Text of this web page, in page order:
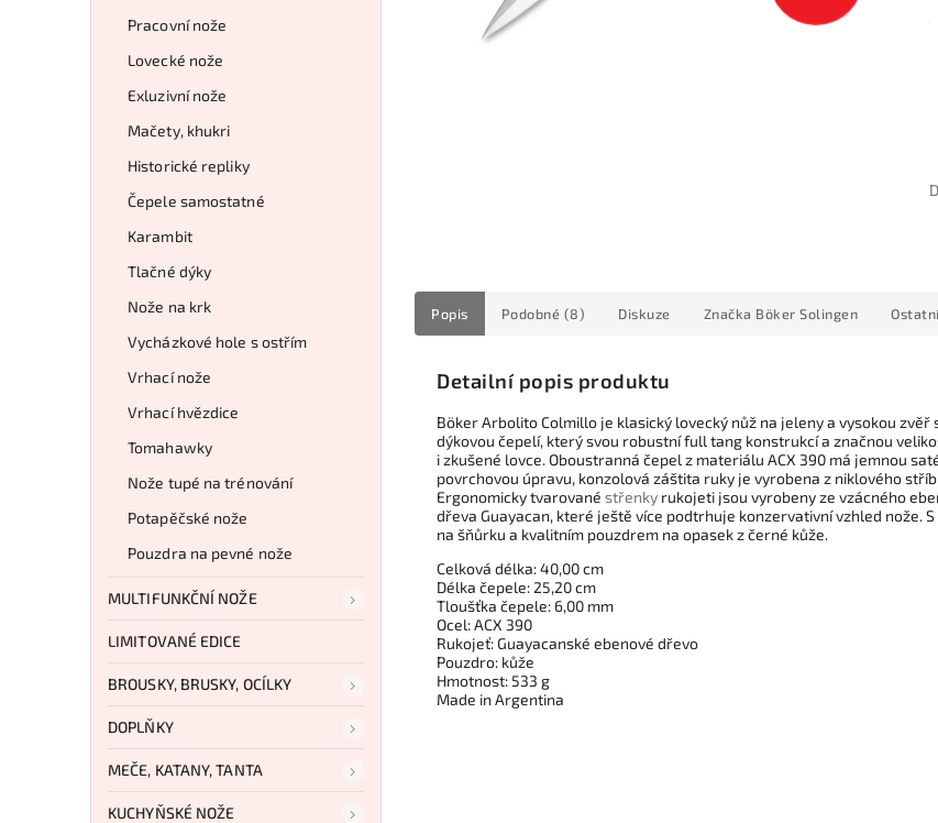
Pracovní nože
Lovecké nože
Exluzivní nože
Mačety, khukri
Historické repliky
Čepele samostatné
Karambit
Tlačné dýky
Nože na krk
Vycházkové hole s ostřím
Vrhací nože
Vrhací hvězdice
Tomahawky
Nože tupé na trénování
Potapěčské nože
Pouzdra na pevné nože
MULTIFUNKČNÍ NOŽE
LIMITOVANÉ EDICE
BROUSKY, BRUSKY, OCÍLKY
DOPLŇKY
MEČE, KATANY, TANTA
KUCHYŇSKÉ NOŽE
Popis Podobné (8) Diskuze Značka Böker Solingen
Detailní popis produktu
Böker Arbolito Colmillo je klasický lovecký nůž na jeleny a vysokou zvěř
dýkovou čepelí, který svou robustní full tang konstrukcí a značnou
i zkušené lovce. Oboustranná čepel z materiálu ACX 390 má jemnou
povrchovou úpravu, konzolová záštita ruky je vyrobena z niklového
Ergonomicky tvarované střenky rukojeti jsou vyrobeny ze vzácného
dřeva Guayacan, které ještě více podtrhuje konzervativní vzhled nože.
na šňůrku a kvalitním pouzdrem na opasek z černé kůže.
Celková délka: 40,00 cm
Délka čepele: 25,20 cm
Tloušťka čepele: 6,00 mm
Ocel: ACX 390
Rukojeť: Guayacanské ebenové dřevo
Pouzdro: kůže
Hmotnost: 533 g
Made in Argentina